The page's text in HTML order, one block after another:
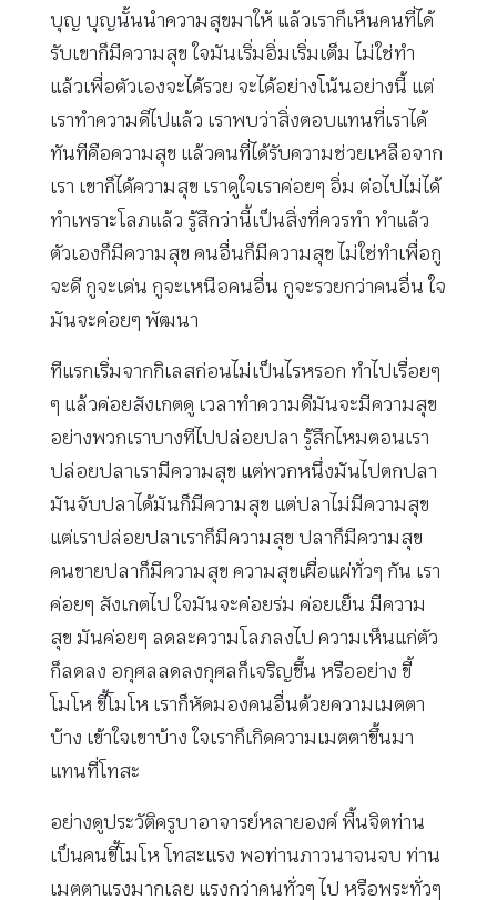
บุญ บุญนั้นนำความสุขมาให้ แล้วเราก็เห็นคนที่ได้
รับเขาก็มีความสุข ใจมันเริ่มอิ่มเริ่มเต็ม ไม่ใช่ทำ
แล้วเพื่อตัวเองจะได้รวย จะได้อย่างโน้นอย่างนี้ แต่
เราทำความดีไปแล้ว เราพบว่าสิ่งตอบแทนที่เราได้
ทันทีคือความสุข แล้วคนที่ได้รับความช่วยเหลือจาก
เรา เขาก็ได้ความสุข เราดูใจเราค่อยๆ อิ่ม ต่อไปไม่ได้
ทำเพราะโลภแล้ว รู้สึกว่านี้เป็นสิ่งที่ควรทำ ทำแล้ว
ตัวเองก็มีความสุข คนอื่นก็มีความสุข ไม่ใช่ทำเพื่อกู
จะดี กูจะเด่น กูจะเหนือคนอื่น กูจะรวยกว่าคนอื่น ใจ
มันจะค่อยๆ พัฒนา
ทีแรกเริ่มจากกิเลสก่อนไม่เป็นไรหรอก ทำไปเรื่อยๆ
ๆ แล้วค่อยสังเกตดู เวลาทำความดีมันจะมีความสุข
อย่างพวกเราบางทีไปปล่อยปลา รู้สึกไหมตอนเรา
ปล่อยปลาเรามีความสุข แต่พวกหนึ่งมันไปตกปลา
มันจับปลาได้มันก็มีความสุข แต่ปลาไม่มีความสุข
แต่เราปล่อยปลาเราก็มีความสุข ปลาก็มีความสุข
คนขายปลาก็มีความสุข ความสุขเผื่อแผ่ทั่วๆ กัน เรา
ค่อยๆ สังเกตไป ใจมันจะค่อยร่ม ค่อยเย็น มีความ
สุข มันค่อยๆ ลดละความโลภลงไป ความเห็นแก่ตัว
ก็ลดลง อกุศลลดลงกุศลก็เจริญขึ้น หรืออย่าง ขี้
โมโห ขี้โมโห เราก็หัดมองคนอื่นด้วยความเมตตา
บ้าง เข้าใจเขาบ้าง ใจเราก็เกิดความเมตตาขึ้นมา
แทนที่โทสะ
อย่างดูประวัติครูบาอาจารย์หลายองค์ พื้นจิตท่าน
เป็นคนขี้โมโห โทสะแรง พอท่านภาวนาจนจบ ท่าน
เมตตาแรงมากเลย แรงกว่าคนทั่วๆ ไป หรือพระทั่วๆ